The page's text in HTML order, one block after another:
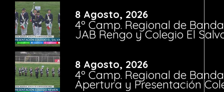
8 Agosto, 2026
4º Camp. Regional de
JAB Rengo y Colegio El
8 Agosto, 2026
4º Camp. Regional de
Apertura y Presentación